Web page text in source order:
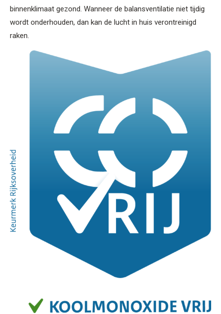
binnenklimaat gezond. Wanneer de balansventilatie niet tijdig
wordt onderhouden, dan kan de lucht in huis verontreinigd
raken.